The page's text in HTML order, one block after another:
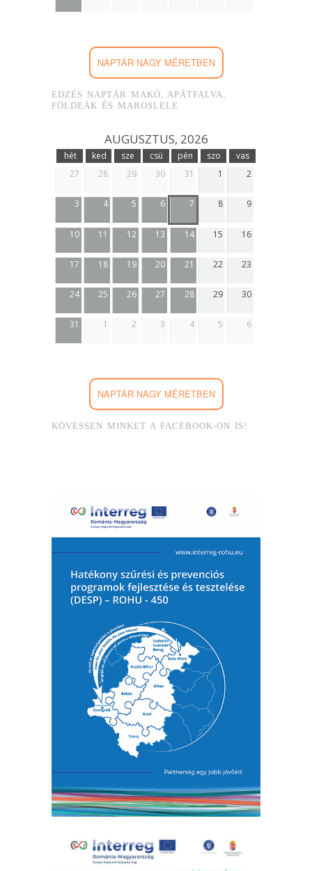
NAPTÁR NAGY MÉRETBEN
EDZÉS NAPTÁR MAKÓ, APÁTFALVA,
FÖLDEÁK ÉS MAROSLELE
AUGUSZTUS, 2026
hét ked sze csü pén szo
vas
27
28 29 30 31 1 2
3 4 5 6 7 8 9
10 11 12 13 14 15 16
17 18 19 20 21 22 23
24 25 26 27 28 29 30
31 1 2 3 4 5 6
NAPTÁR NAGY MÉRETBEN
KÖVESSEN MINKET A FACEBOOK-ON IS!